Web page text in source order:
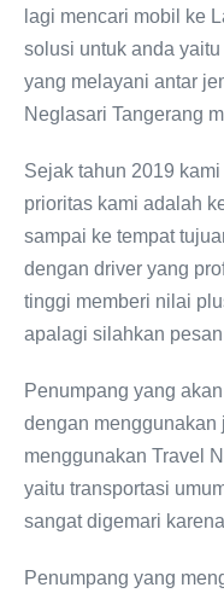
lagi mencari mobil ke
solusi untuk anda
yang melayani antar
Neglasari Tangerang
Sejak tahun 2019
prioritas kami adalah
sampai ke tempat
dengan driver yang
tinggi memberi nilai
apalagi silahkan
Penumpang yang
dengan menggunakan
menggunakan Travel
yaitu transportasi
sangat digemari
Penumpang yang